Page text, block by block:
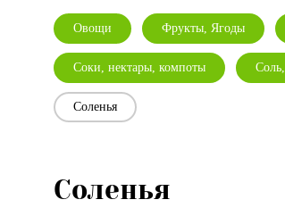
Овощи Фрукты, Ягоды
Соки, нектары, компоты
Соленья
Соленья